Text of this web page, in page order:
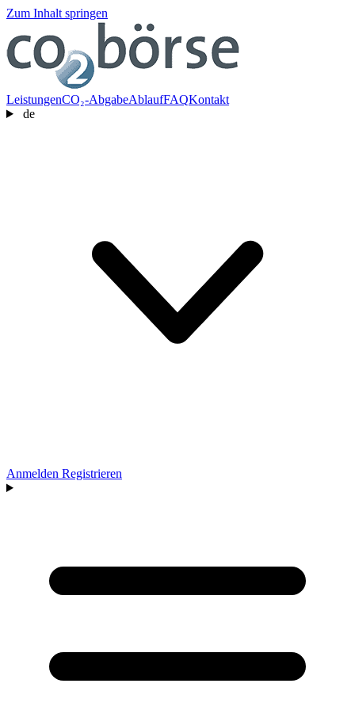
Zum Inhalt springen
LeistungenCO₂-AbgabeAblaufFAQKontakt
de
Anmelden Registrieren